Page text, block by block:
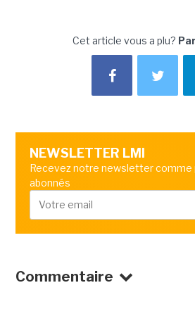
Cet article vous a plu?
NEWSLETTER LMI
Recevez notre newsletter
abonnés
Commentaire